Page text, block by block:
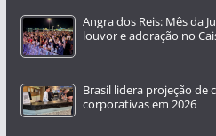
Angra dos Reis: Mês da
louvor e adoração no
Brasil lidera projeção de
corporativas em 2026